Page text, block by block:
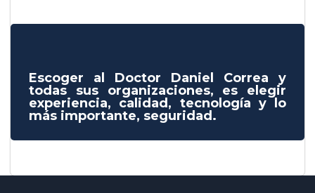
Escoger al Doctor Daniel Correa y
todas sus organizaciones, es elegir
experiencia, calidad, tecnología y lo
más importante, seguridad.